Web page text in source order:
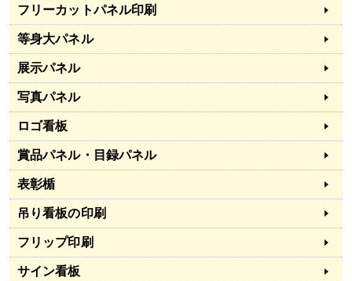
フリーカットパネル印刷
等身大パネル
展示パネル
写真パネル
ロゴ看板
賞品パネル・目録パネル
表彰楯
吊り看板の印刷
フリップ印刷
サイン看板